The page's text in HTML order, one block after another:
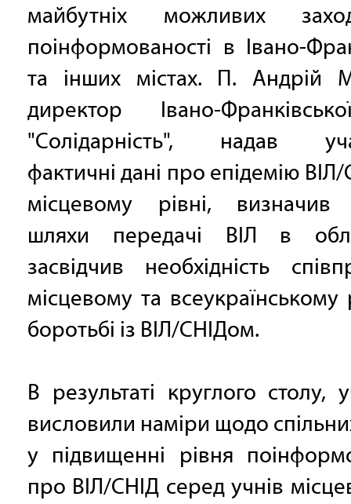
майбутніх можливих
поінформованості в Івано-
та інших містах. П. Андрій
директор Івано-
"Солідарність", надав
фактичні дані про епідемію
місцевому рівні, визначив
шляхи передачі ВІЛ в
засвідчив необхідність
місцевому та всеукраїнському
боротьбі із ВІЛ/СНІДом.
В результаті круглого столу,
висловили наміри щодо
у підвищенні рівня
про ВІЛ/СНІД серед учнів